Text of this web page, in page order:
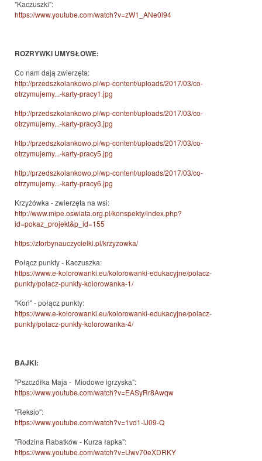
"Kaczuszki":
https://www.youtube.com/watch?v=zW1_ANe0l94
ROZRYWKI UMYSŁOWE:
Co nam dają zwierzęta:
http://przedszkolankowo.pl/wp-content/uploads/2017/03/co-
otrzymujemy...-karty-pracy1.jpg
http://przedszkolankowo.pl/wp-content/uploads/2017/03/co-
otrzymujemy...-karty-pracy3.jpg
http://przedszkolankowo.pl/wp-content/uploads/2017/03/co-
otrzymujemy...-karty-pracy5.jpg
http://przedszkolankowo.pl/wp-content/uploads/2017/03/co-
otrzymujemy...-karty-pracy6.jpg
Krzyżówka - zwierzęta na wsi:
http://www.mipe.oswiata.org.pl/konspekty/index.php?
id=pokaz_projekt&p_id=155
https://ztorbynauczycielki.pl/krzyzowka/
Połącz punkty - Kaczuszka:
https://www.e-kolorowanki.eu/kolorowanki-edukacyjne/polacz-
punkty/polacz-punkty-kolorowanka-1/
"Koń" - połącz punkty:
https://www.e-kolorowanki.eu/kolorowanki-edukacyjne/polacz-
punkty/polacz-punkty-kolorowanka-4/
BAJKI:
"Pszczółka Maja - Miodowe igrzyska":
https://www.youtube.com/watch?v=EASyRr8Awqw
"Reksio":
https://www.youtube.com/watch?v=1vd1-lJ09-Q
"Rodzina Rabatków - Kurza łapka":
https://www.youtube.com/watch?v=Uwv70eXDRKY